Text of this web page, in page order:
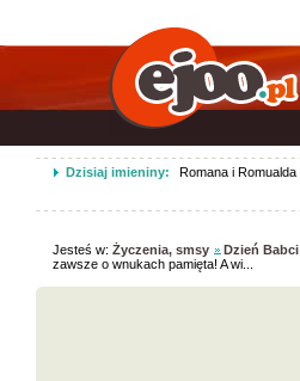
Dzisiaj imieniny: Romana i Romualda
Jesteś w:Życzenia, smsy Dzień Babci
zawsze o wnukach pamięta! A wi...